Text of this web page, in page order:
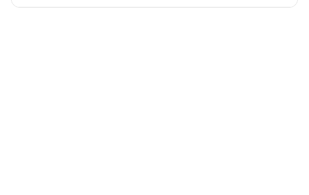
Ventiladores